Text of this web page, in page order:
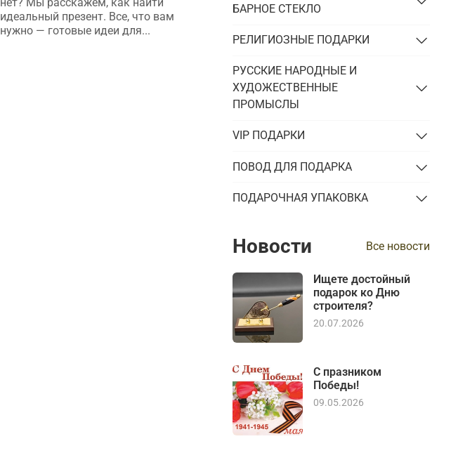
идеальный презент. Все, что вам
нужно — готовые идеи для...
Причины его популярности на
территории России и преимущества
подстаканника от обычного.
БАРНОЕ СТЕКЛО
РЕЛИГИОЗНЫЕ ПОДАРКИ
РУССКИЕ НАРОДНЫЕ И
ХУДОЖЕСТВЕННЫЕ
ПРОМЫСЛЫ
VIP ПОДАРКИ
ПОВОД ДЛЯ ПОДАРКА
ПОДАРОЧНАЯ УПАКОВКА
Новости Все новости
Ищете достойный
подарок ко Дню
строителя?
20.07.2026
С празником
Победы!
09.05.2026